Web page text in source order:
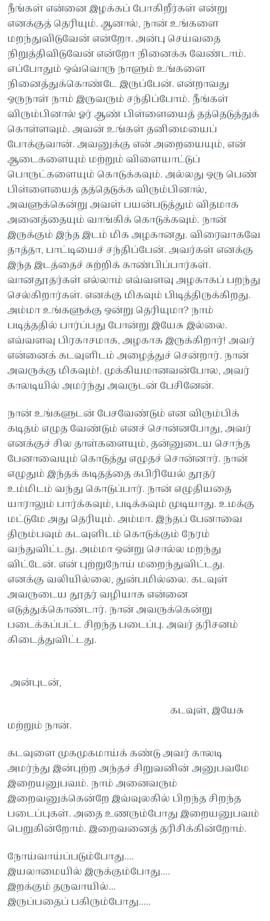
நீங்கள் என்னை இழக்கப் போகிறீர்கள் என்று
எனக்குத் தெரியும். ஆனால், நான் உங்களை
மறந்துவிடுவேன் என்றோ. அன்பு செய்வதை
நிறுத்திவிடுவேன் என்றோ நினைக்க வேண்டாம்.
எப்போதும் ஒவ்வொரு நாளும் உங்களை
நினைத்துக்கொண்டே இருப்பேன். என்றாவது
ஒருநாள் நாம் இருவரும் சந்திப்போம். நீங்கள்
விரும்பினால் ஓர் ஆண் பிள்ளையைத் தத்தெடுத்துக்
கொள்ளவும். அவன் உங்கள் தனிமையைப்
போக்குவான். அவனுக்கு என் அறையையும், என்
ஆடைகளையும் மற்றும் விளையாட்டுப்
பொருட்களையும் கொடுக்கவும். அல்லது ஒரு பெண்
பிள்ளையைத் தத்தெடுக்க விரும்பினால்,
அவளுக்கென்று அவள் பயன்படுத்தும் விதமாக
அனைத்தையும் வாங்கிக் கொடுக்கவும். நான்
இருக்கும் இந்த இடம் மிக அழகானது. விரைவாகவே
தாத்தா, பாட்டியைச் சந்திப்பேன். அவர்கள் எனக்கு
இந்த இடத்தைச் சுற்றிக் காண்பிப்பார்கள்.
வானதூதர்கள் எல்லாம் எவ்வளவு அழகாகப் பறந்து
செல்கிறார்கள். எனக்கு மிகவும் பிடித்திருக்கிறது.
அம்மா உங்களுக்கு ஒன்று தெரியுமா? நாம்
படித்ததில் பார்ப்பது போன்று இயேசு இல்லை.
எவ்வளவு பிரகாசமாக, அழகாக இருக்கிறார்! அவர்
என்னைக் கடவுளிடம் அழைத்துச் சென்றார். நான்
அவருக்கு மிகவும்!. முக்கியமானவன்போல, அவர்
காலடியில் அமர்ந்து அவருடன் பேசினேன்.
நான் உங்களுடன் பேசவேண்டும் என விரும்பிக்
கடிதம் எழுத வேண்டும் எனச் சொன்னபோது, அவர்
எனக்குச் சில தாள்களையும், தன்னுடைய சொந்த
பேனாவையும் கொடுத்து எழுதச் சொன்னார். நான்
எழுதும் இந்தக் கடிதத்தை கபிரியேல் தூதர்
உம்மிடம் வந்து கொடுப்பார். நான் எழுதியதை
யாராலும் பார்க்கவும், படிக்கவும் முடியாது. உமக்கு
மட்டுமே அது தெரியும். அம்மா. இந்தப் பேனாவை
திரும்பவும் கடவுளிடம் கொடுக்கும் நேரம்
வந்துவிட்டது. அம்மா ஒன்று சொல்ல மறந்து
விட்டேன். என் புற்றுநோய் மறைந்துவிட்டது.
எனக்கு வலியில்லை, துன்பமில்லை. கடவுள்
அவருடைய தூதர் வழியாக என்னை
எடுத்துக்கொண்டார். நான் அவருக்கென்று
படைக்கப்பட்ட சிறந்த படைப்பு. அவர் தரிசனம்
கிடைத்துவிட்டது.
அன்புடன்,
கடவுள், இயேசு
மற்றும் நான்.
கடவுளை முகமுகமாய்க் கண்டு அவர் காலடி
அமர்ந்து இன்புற்ற அந்தச் சிறுவனின் அனுபவமே
இறையனுபவம். நாம் அனைவரும்
இறைவனுக்கென்றே இவ்வுலகில் பிறந்த சிறந்த
படைப்புகள். அதை உணரும்போது இறையனுபவம்
பெறுகின்றோம். இறைவனைத் தரிசிக்கின்றோம்.
நோய்வாய்ப்படும்போது....
இயலாமையில் இருக்கும்போது....
இறக்கும் தருவாயில்...
இருப்பதைப் பகிரும்போது.....